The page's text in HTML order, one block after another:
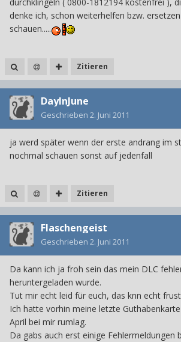
denke ich, schon weiterhelfen bzw.
schauen.....
Zitieren
DayInJune
Geschrieben 2. Juni 2011
ja werd später wenn der erste andrang im
nochmal schauen sonst auf jedenfall
Zitieren
Flaschengeist
Geschrieben 2. Juni 2011
Da kann ich ja froh sein das mein DLC
heruntergeladen wurde.
Tut mir echt leid für euch, das knn echt
Ich hatte vorhin meine letzte
April bei mir rumlag.
Da gabs auch erst einige Fehlermeldungen